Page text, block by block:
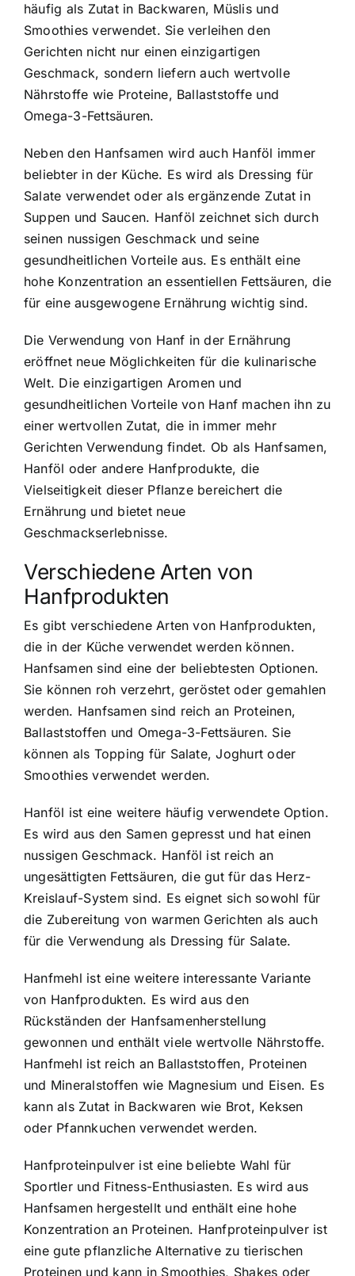
häufig als Zutat in Backwaren, Müslis und
Smoothies verwendet. Sie verleihen den
Gerichten nicht nur einen einzigartigen
Geschmack, sondern liefern auch wertvolle
Nährstoffe wie Proteine, Ballaststoffe und
Omega-3-Fettsäuren.
Neben den Hanfsamen wird auch Hanföl immer
beliebter in der Küche. Es wird als Dressing für
Salate verwendet oder als ergänzende Zutat in
Suppen und Saucen. Hanföl zeichnet sich durch
seinen nussigen Geschmack und seine
gesundheitlichen Vorteile aus. Es enthält eine
hohe Konzentration an essentiellen Fettsäuren, die
für eine ausgewogene Ernährung wichtig sind.
Die Verwendung von Hanf in der Ernährung
eröffnet neue Möglichkeiten für die kulinarische
Welt. Die einzigartigen Aromen und
gesundheitlichen Vorteile von Hanf machen ihn zu
einer wertvollen Zutat, die in immer mehr
Gerichten Verwendung findet. Ob als Hanfsamen,
Hanföl oder andere Hanfprodukte, die
Vielseitigkeit dieser Pflanze bereichert die
Ernährung und bietet neue
Geschmackserlebnisse.
Verschiedene Arten von
Hanfprodukten
Es gibt verschiedene Arten von Hanfprodukten,
die in der Küche verwendet werden können.
Hanfsamen sind eine der beliebtesten Optionen.
Sie können roh verzehrt, geröstet oder gemahlen
werden. Hanfsamen sind reich an Proteinen,
Ballaststoffen und Omega-3-Fettsäuren. Sie
können als Topping für Salate, Joghurt oder
Smoothies verwendet werden.
Hanföl ist eine weitere häufig verwendete Option.
Es wird aus den Samen gepresst und hat einen
nussigen Geschmack. Hanföl ist reich an
ungesättigten Fettsäuren, die gut für das Herz-
Kreislauf-System sind. Es eignet sich sowohl für
die Zubereitung von warmen Gerichten als auch
für die Verwendung als Dressing für Salate.
Hanfmehl ist eine weitere interessante Variante
von Hanfprodukten. Es wird aus den
Rückständen der Hanfsamenherstellung
gewonnen und enthält viele wertvolle Nährstoffe.
Hanfmehl ist reich an Ballaststoffen, Proteinen
und Mineralstoffen wie Magnesium und Eisen. Es
kann als Zutat in Backwaren wie Brot, Keksen
oder Pfannkuchen verwendet werden.
Hanfproteinpulver ist eine beliebte Wahl für
Sportler und Fitness-Enthusiasten. Es wird aus
Hanfsamen hergestellt und enthält eine hohe
Konzentration an Proteinen. Hanfproteinpulver ist
eine gute pflanzliche Alternative zu tierischen
Proteinen und kann in Smoothies, Shakes oder